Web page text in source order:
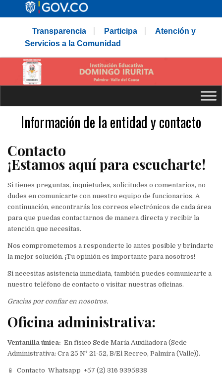
Transparencia Participa
Atención y
Servicios a la Comunidad
Información de la entidad y contacto
Contacto
¡Estamos aquí para escucharte!
Si tienes preguntas, inquietudes, solicitudes o comentarios, no
dudes en comunicarte con nuestro equipo de funcionarios. A
continuación, encontrarás los correos electrónicos de cada área
para que puedas contactarnos de manera directa y recibir la
atención que necesitas.
Nos comprometemos a responderte lo antes posible y brindarte
la mejor solución. ¡Tu opinión es importante para nosotros!
Si necesitas asistencia inmediata, también puedes comunicarte a
nuestro teléfono de contacto o visitar nuestras oficinas.
Gracias por confiar en nosotros.
Oficina administrativa:
Ventanilla única: En físico Sede María Auxiliadora (Sede
Administrativa: Cra 25 N° 21-52, B/El Recreo, Palmira (Valle)).
📱 Contacto Whatsapp +57 (2) 316 9395838